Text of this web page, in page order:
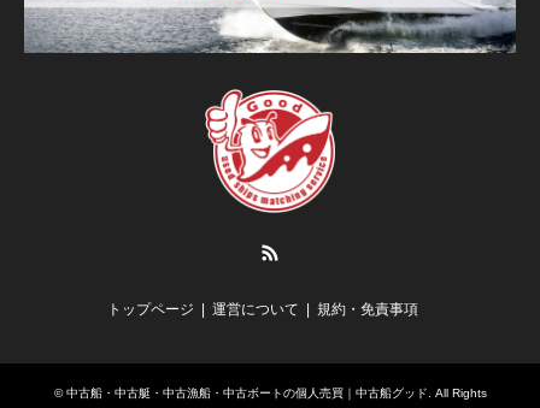
トップページ 運営について 規約・免責事項
©中古船・中古艇・中古漁船・中古ボートの個人売買｜中古船グッド . All Rights